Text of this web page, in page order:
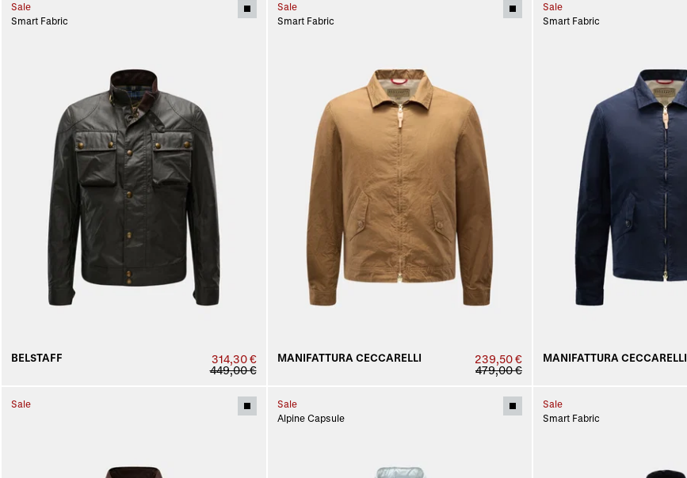
Sale
Smart Fabric
BELSTAFF
314,30 €
449,00 €
Sale
Smart Fabric
MANIFATTURA CECCARELLI
239,50 €
479,00 €
Sale
Smart Fabric
MANIFATTURA CECCARELLI
Sale
Sale
Alpine Capsule
Sale
Smart Fabric